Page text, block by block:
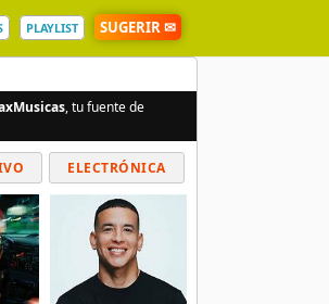
PLAYLIST SUGERIR ✉
, tu fuente de
ELECTRÓNICA